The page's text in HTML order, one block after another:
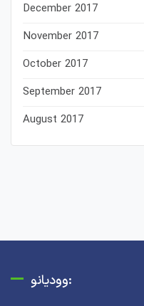
December 2017
November 2017
October 2017
September 2017
August 2017
وودیانو: